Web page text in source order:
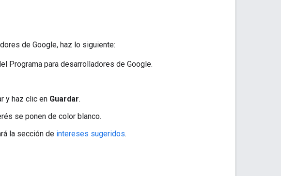
de Google, haz lo siguiente:
Programa para desarrolladores de Google.
y haz clic en Guardar.
se ponen de color blanco.
la sección de intereses sugeridos.